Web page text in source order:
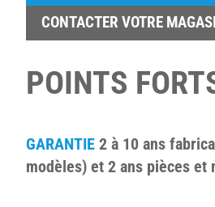
CONTACTER VOTRE
POINTS
GARANTIE 2 à 10 ans
modèles) et 2 ans pièces et